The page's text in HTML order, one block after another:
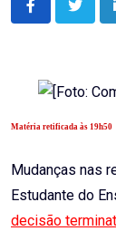
Matéria retificada às 19h50
Mudanças nas
Estudante do
decisão